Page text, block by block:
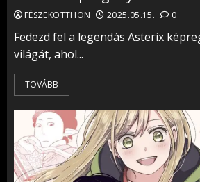
FÉSZEKOTTHON 2025.05.15. 0
Fedezd fel a legendás Asterix
világát, ahol...
TOVÁBB